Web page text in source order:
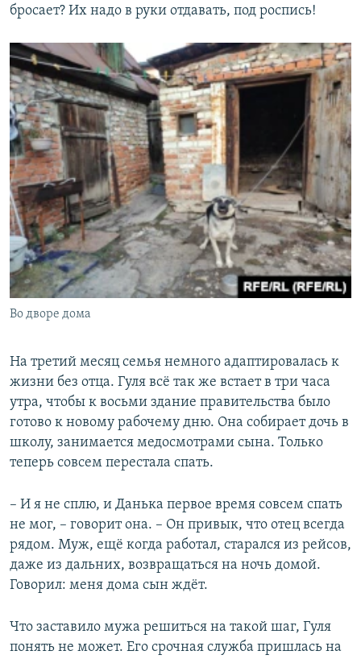
бросает? Их надо в руки отдавать, под роспись!
Во дворе дома
На третий месяц семья немного адаптировалась к
жизни без отца. Гуля всё так же встает в три часа
утра, чтобы к восьми здание правительства было
готово к новому рабочему дню. Она собирает дочь в
школу, занимается медосмотрами сына. Только
теперь совсем перестала спать.
– И я не сплю, и Данька первое время совсем спать
не мог, – говорит она. – Он привык, что отец всегда
рядом. Муж, ещё когда работал, старался из рейсов,
даже из дальних, возвращаться на ночь домой.
Говорил: меня дома сын ждёт.
Что заставило мужа решиться на такой шаг, Гуля
понять не может. Его срочная служба пришлась на